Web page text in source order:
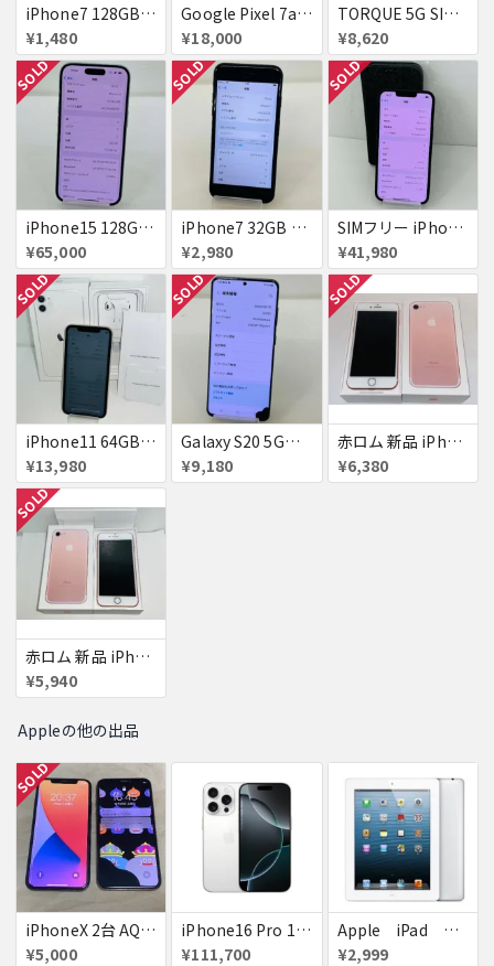
iPhone7 128GB 赤ロム SoftBank ジャンク ゴールド A1779 パスコード不明 送料無料
¥1,480
Google Pixel 7a 128GB 新品同様 SIMフリー 赤ロム SoftBank ジャンク シー 送料無料
¥18,000
TORQUE 5G SIMフリー KYG01 au 赤ロム ジャンク レッド 送料無料
¥8,620
SOLD
iPhone15 128GB SIMフリー 新品同様 MTML3J/A 赤ロム ジャンク ブルー 送料無料
¥65,000
SOLD
iPhone7 32GB 赤ロム docomo ジャンク ブラック NNCE2J/A 送料無料
¥2,980
SOLD
SIMフリー iPhone13 128GB 赤ロム 超美品 au ジャンク ミッドナイト MLNC3J/A 98％ 送料無料
¥41,980
SOLD
iPhone11 64GB 赤ロム 美品 SoftBank ジャンク ホワイト MWLU2J/A 送料無料
¥13,980
SOLD
Galaxy S20 5G☆SIMフリー★赤ロム☆au★ジャンク☆SCG01★128GB☆送料無料
¥9,180
SOLD
赤ロム 新品 iPhone7 128GB Y!mobile ローズゴールド
¥6,380
SOLD
赤ロム 新品 iPhone7 128GB Y!mobile ローズゴールド
¥5,940
Appleの他の出品
SOLD
iPhoneX 2台 AQUOSsense5g ジャンク品
¥5,000
iPhone16 Pro 128GB ホワイトチタニウム docomo 送料無料
¥111,700
Apple iPad ミニ
¥2,999